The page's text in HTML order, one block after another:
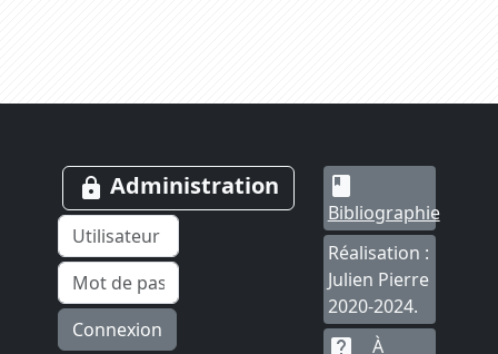
lock Administration
Connexion
book
Bibliographie
Réalisation :
Julien Pierre
2020-2024.
live_help À